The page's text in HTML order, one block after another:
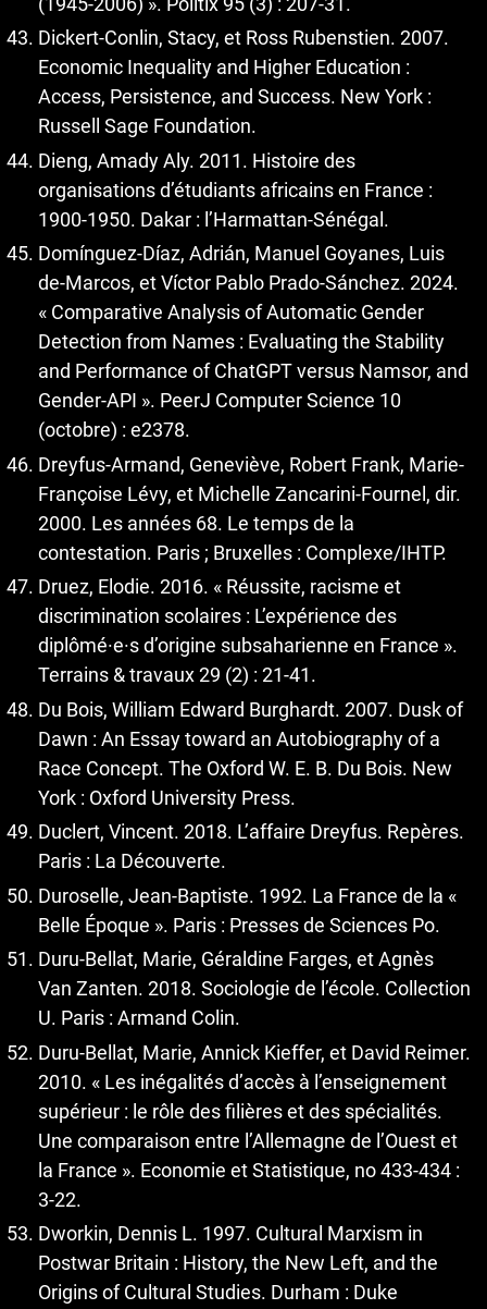
Dickert-Conlin, Stacy, et Ross Rubenstien. 2007.
Economic Inequality and Higher Education :
Access, Persistence, and Success. New York :
Russell Sage Foundation.
Dieng, Amady Aly. 2011. Histoire des
organisations d’étudiants africains en France :
1900-1950. Dakar : l’Harmattan-Sénégal.
Domínguez-Díaz, Adrián, Manuel Goyanes, Luis
de-Marcos, et Víctor Pablo Prado-Sánchez. 2024.
« Comparative Analysis of Automatic Gender
Detection from Names : Evaluating the Stability
and Performance of ChatGPT versus Namsor, and
Gender-API ». PeerJ Computer Science 10
(octobre) : e2378.
Dreyfus-Armand, Geneviève, Robert Frank, Marie-
Françoise Lévy, et Michelle Zancarini-Fournel, dir.
2000. Les années 68. Le temps de la
contestation. Paris ; Bruxelles : Complexe/IHTP.
Druez, Elodie. 2016. « Réussite, racisme et
discrimination scolaires : L’expérience des
diplômé·e·s d’origine subsaharienne en France ».
Terrains & travaux 29 (2) : 21‑41.
Du Bois, William Edward Burghardt. 2007. Dusk of
Dawn : An Essay toward an Autobiography of a
Race Concept. The Oxford W. E. B. Du Bois. New
York : Oxford University Press.
Duclert, Vincent. 2018. L’affaire Dreyfus. Repères.
Paris : La Découverte.
Duroselle, Jean-Baptiste. 1992. La France de la «
Belle Époque ». Paris : Presses de Sciences Po.
Duru-Bellat, Marie, Géraldine Farges, et Agnès
Van Zanten. 2018. Sociologie de l’école. Collection
U. Paris : Armand Colin.
Duru-Bellat, Marie, Annick Kieffer, et David Reimer.
2010. « Les inégalités d’accès à l’enseignement
supérieur : le rôle des filières et des spécialités.
Une comparaison entre l’Allemagne de l’Ouest et
la France ». Economie et Statistique, no 433‑434 :
3‑22.
Dworkin, Dennis L. 1997. Cultural Marxism in
Postwar Britain : History, the New Left, and the
Origins of Cultural Studies. Durham : Duke